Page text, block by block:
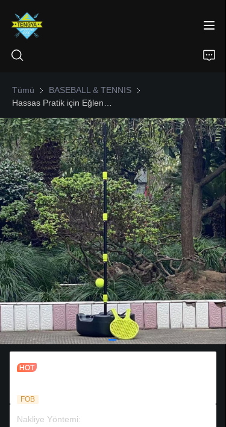
Tümü BASEBALL & TENNIS BASEBALL & TENNIS
FOB
Nakliye Yöntemi:
ANA SƏHİFƏ
ÜRÜNLER
HAKKIMIZDA
HABERLER
İLETİŞİM